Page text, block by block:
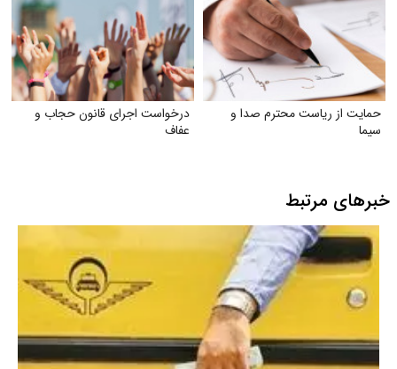
حمایت از ریاست محترم صدا و
سیما
درخواست اجرای قانون حجاب و
عفاف
خبرهای مرتبط